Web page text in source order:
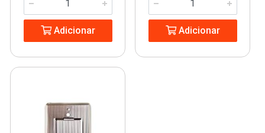
Adicionar Adicionar